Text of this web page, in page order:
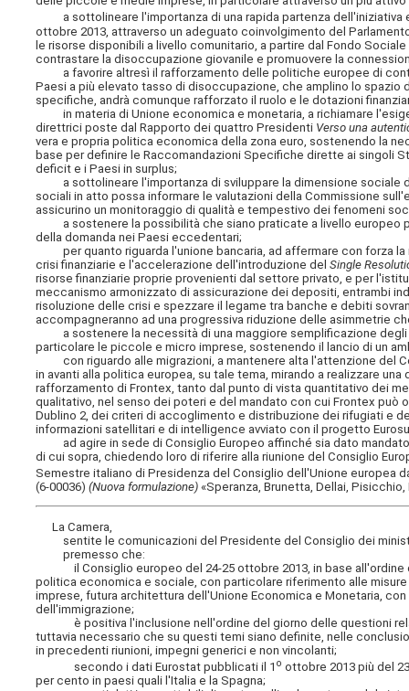
a sottolineare l'importanza di una rapida partenza dell'iniziativa
ottobre 2013, attraverso un adeguato coinvolgimento del
le risorse disponibili a livello comunitario, a partire dal Fondo
contrastare la disoccupazione giovanile e promuovere la
a favorire altresì il rafforzamento delle politiche europee di
Paesi a più elevato tasso di disoccupazione, che amplino lo
specifiche, andrà comunque rafforzato il ruolo e le dotazioni
in materia di Unione economica e monetaria, a richiamare
direttrici poste dal Rapporto dei quattro Presidenti Verso una
vera e propria politica economica della zona euro, sostenendo la
base per definire le Raccomandazioni Specifiche dirette ai singoli
deficit e i Paesi in surplus;
a sottolineare l'importanza di sviluppare la dimensione sociale
sociali in atto possa informare le valutazioni della Commissione
assicurino un monitoraggio di qualità e tempestivo dei fenomeni
a sostenere la possibilità che siano praticate a livello europeo
della domanda nei Paesi eccedentari;
per quanto riguarda l'unione bancaria, ad affermare con forza
crisi finanziarie e l'accelerazione dell'introduzione delSingle
risorse finanziarie proprie provenienti dal settore privato, e per
meccanismo armonizzato di assicurazione dei depositi, entrambi
risoluzione delle crisi e spezzare il legame tra banche e debiti
accompagneranno ad una progressiva riduzione delle asimmetrie
a sostenere la necessità di una maggiore semplificazione degli
particolare le piccole e micro imprese, sostenendo il lancio di un
con riguardo alle migrazioni, a mantenere alta l'attenzione del
in avanti alla politica europea, su tale tema, mirando a realizzare
rafforzamento di Frontex, tanto dal punto di vista quantitativo dei
qualitativo, nel senso dei poteri e del mandato con cui Frontex può
Dublino 2, dei criteri di accoglimento e distribuzione dei rifugiati e
informazioni satellitari e di intelligence avviato con il progetto
ad agire in sede di Consiglio Europeo affinché sia dato mandato
di cui sopra, chiedendo loro di riferire alla riunione del Consiglio
Semestre italiano di Presidenza del Consiglio dell'Unione europea
(6-00036)(Nuova formulazione) «Speranza, Brunetta, Dellai,
La Camera,
sentite le comunicazioni del Presidente del Consiglio dei
premesso che:
il Consiglio europeo del 24-25 ottobre 2013, in base all'ordine
politica economica e sociale, con particolare riferimento alle
imprese, futura architettura dell'Unione Economica e Monetaria,
dell'immigrazione;
è positiva l'inclusione nell'ordine del giorno delle questioni
tuttavia necessario che su questi temi siano definite, nelle
in precedenti riunioni, impegni generici e non vincolanti;
secondo i dati Eurostat pubblicati il 1 o ottobre 2013 più del
per cento in paesi quali l'Italia e la Spagna;